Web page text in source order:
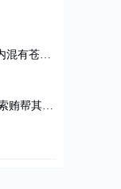
（上海战疫录）保供食品真空包装袋内混有苍蝇 经销商被立案调查拟罚款10万元
以案为鉴|交警大队副大队长向醉驾者索贿帮其脱罪